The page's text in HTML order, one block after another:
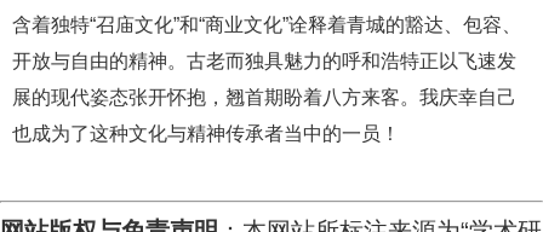
含着独特“召庙文化”和“商业文化”诠释着青城的豁达、包容、
开放与自由的精神。古老而独具魅力的呼和浩特正以飞速发
展的现代姿态张开怀抱，翘首期盼着八方来客。我庆幸自己
也成为了这种文化与精神传承者当中的一员！